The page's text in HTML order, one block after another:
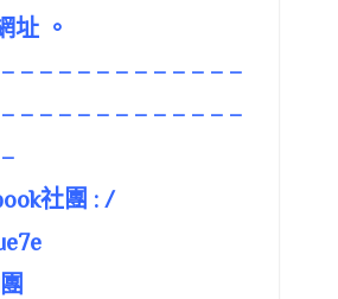
址 。
– – – – – – – – – – – –
– – – – – – – – – – – –
社團 : /